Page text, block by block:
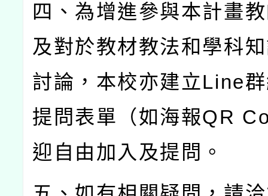
四、為增進參與本計畫
及對於教材教法和學科
討論，本校亦建立Line
提問表單（如海報QR
迎自由加入及提問。